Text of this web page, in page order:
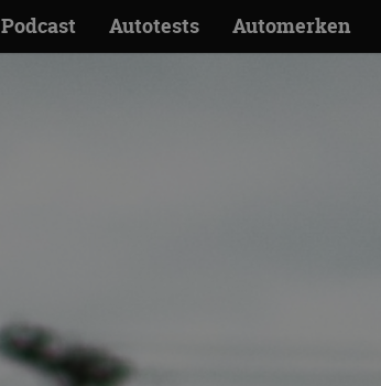
Podcast Autotests Automerken